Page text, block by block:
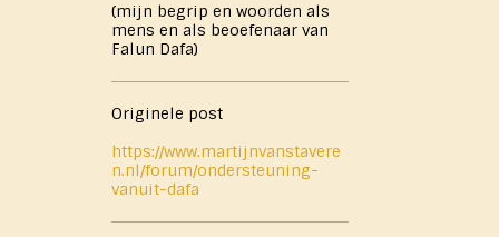
(mijn begrip en woorden als
mens en als beoefenaar van
Falun Dafa)
Originele post
https://www.martijnvanstavere
n.nl/forum/ondersteuning-
vanuit-dafa